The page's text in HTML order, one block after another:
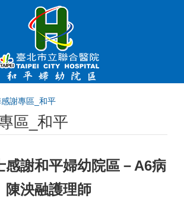
謝專區_和平
區_和平
感謝和平婦幼院區－A6病
陳泱融護理師